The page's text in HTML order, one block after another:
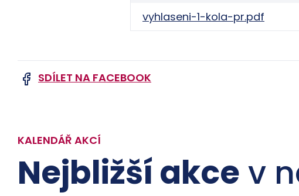
vyhlaseni-1-kola-pr.pdf
SDÍLET NA FACEBOOK
KALENDÁŘ AKCÍ
Nejbližší akcev